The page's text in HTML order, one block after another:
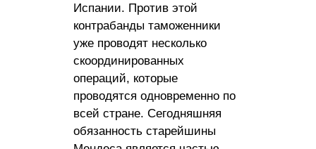
Испании. Против этой
контрабанды таможенники
уже проводят несколько
скоординированных
операций, которые
проводятся одновременно по
всей стране. Сегодняшняя
обязанность старейшины